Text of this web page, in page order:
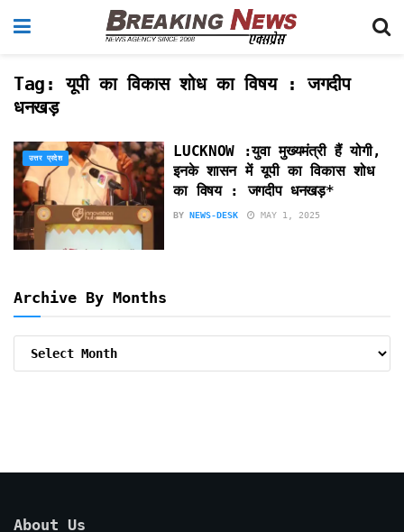
Tag:यूपी का विकास शोध का विषय : जगदीप
धनखड़
उत्तर प्रदेश
LUCKNOW :युवा मुख्यमंत्री हैं योगी,
इनके शासन में यूपी का विकास शोध
का विषय : जगदीप धनखड़*
BY NEWS-DESK MAY 1, 2025
Archive By Months
About Us